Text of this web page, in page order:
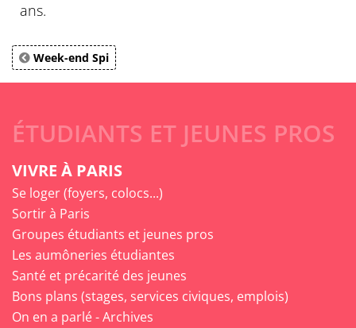
ans.
Week-end Spi
ÉTUDIANTS ET JEUNES PROS
VIVRE À PARIS
Se loger (foyers, colocs...)
Sortir à Paris
Groupes étudiants et jeunes pros
Les aumôneries étudiantes
Santé et précarité des jeunes
Bons plans (stages, services civiques, emplois)
On en a parlé - Archives